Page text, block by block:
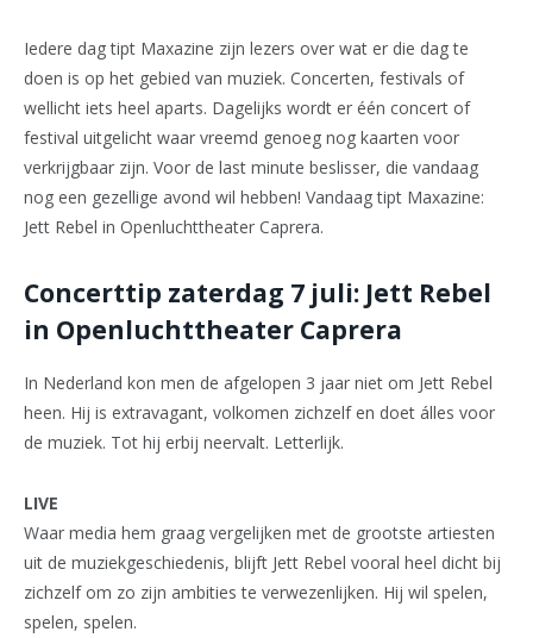
Iedere dag tipt Maxazine zijn lezers over wat er die dag te
doen is op het gebied van muziek. Concerten, festivals of
wellicht iets heel aparts. Dagelijks wordt er één concert of
festival uitgelicht waar vreemd genoeg nog kaarten voor
verkrijgbaar zijn. Voor de last minute beslisser, die vandaag
nog een gezellige avond wil hebben! Vandaag tipt Maxazine:
Jett Rebel in Openluchttheater Caprera.
Concerttip zaterdag 7 juli: Jett Rebel
in Openluchttheater Caprera
In Nederland kon men de afgelopen 3 jaar niet om Jett Rebel
heen. Hij is extravagant, volkomen zichzelf en doet álles voor
de muziek. Tot hij erbij neervalt. Letterlijk.
LIVE
Waar media hem graag vergelijken met de grootste artiesten
uit de muziekgeschiedenis, blijft Jett Rebel vooral heel dicht bij
zichzelf om zo zijn ambities te verwezenlijken. Hij wil spelen,
spelen, spelen.